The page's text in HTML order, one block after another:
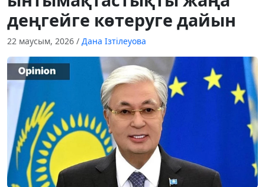
деңгейге көтеруге дайын
22 маусым, 2026 / Дана Ізтілеуова